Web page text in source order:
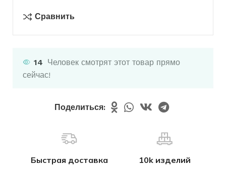
Сравнить
14 Человек смотрят этот товар прямо
сейчас!
Поделиться:
Быстрая доставка 10k изделий